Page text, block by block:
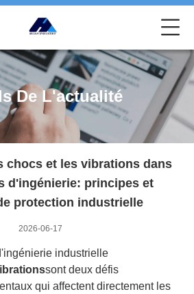
De L'actualité
chocs et les vibrations dans
d'ingénierie: principes et
protection industrielle
2026-06-17
industrielle
sont deux défis
qui affectent directement les